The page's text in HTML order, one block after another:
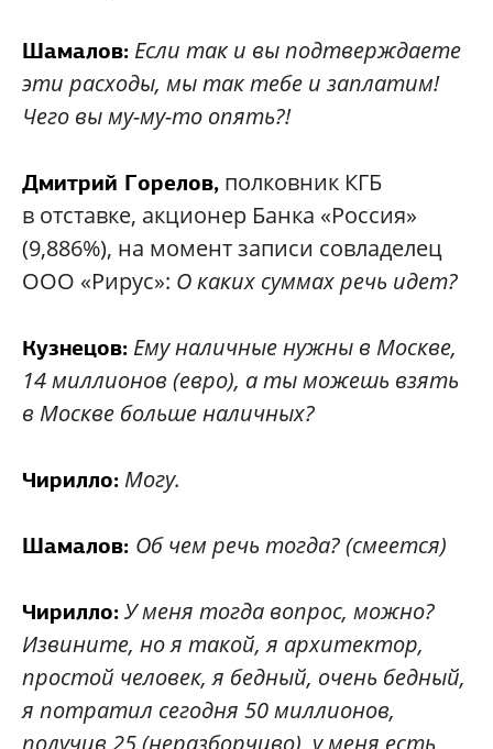
Шамалов: Если так и вы подтверждаете
эти расходы, мы так тебе и заплатим!
Чего вы му-му-то опять?!
Дмитрий Горелов, полковник КГБ
в отставке, акционер Банка «Россия»
(9,886%), на момент записи совладелец
ООО «Рирус»: О каких суммах речь идет?
Кузнецов: Ему наличные нужны в Москве,
14 миллионов (евро), а ты можешь взять
в Москве больше наличных?
Чирилло: Могу.
Шамалов: Об чем речь тогда? (смеется)
Чирилло:У меня тогда вопрос, можно?
Извините, но я такой, я архитектор,
простой человек, я бедный, очень бедный,
я потратил сегодня 50 миллионов,
получив 25 (неразборчиво), у меня есть